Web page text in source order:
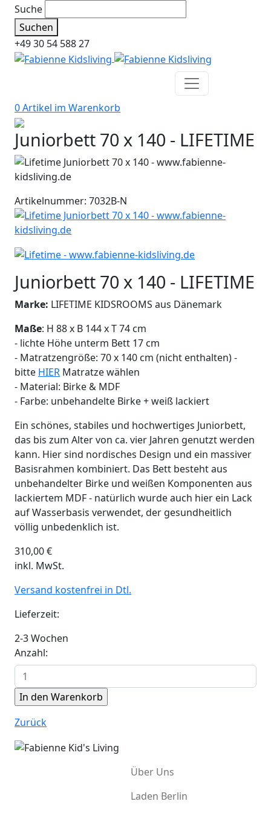
Suche
Suchen
+49 30 54 588 27
0 Artikel im Warenkorb
Juniorbett 70 x 140 - LIFETIME
Artikelnummer: 7032B-N
Juniorbett 70 x 140 - LIFETIME
Marke: LIFETIME KIDSROOMS aus Dänemark
Maße: H 88 x B 144 x T 74 cm
- lichte Höhe unterm Bett 17 cm
- Matratzengröße: 70 x 140 cm (nicht enthalten) -
bitte HIER Matratze wählen
- Material: Birke & MDF
- Farbe: unbehandelte Birke + weiß lackiert
Ein schönes, stabiles und hochwertiges Juniorbett,
das bis zum Alter von ca. vier Jahren genutzt werden
kann. Hier sind nordisches Design und ein massiver
Basisrahmen kombiniert. Das Bett besteht aus
unbehandelter Birke und weißen Komponenten aus
lackiertem MDF - natürlich wurde auch hier ein Lack
auf Wasserbasis verwendet, der gesundheitlich
völlig unbedenklich ist.
310,00€
inkl. MwSt.
Versand kostenfrei in Dtl.
Lieferzeit:
2-3 Wochen
Anzahl:
Zurück
Über Uns
Laden Berlin